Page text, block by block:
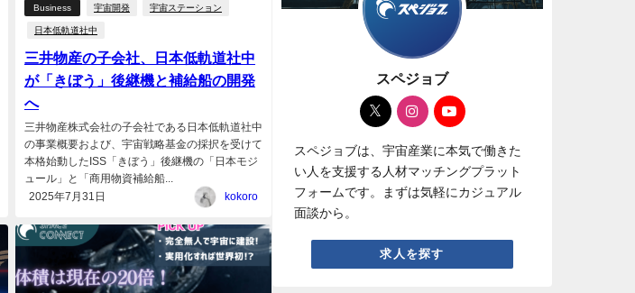
Business 宇宙開発 宇宙ステーション
日本低軌道社中
三井物産の子会社、日本低軌道社中
が「きぼう」後継機と補給船の開発
へ
三井物産株式会社の子会社である日本低軌道社中
の事業概要および、宇宙戦略基金の採択を受けて
本格始動したISS「きぼう」後継機の「日本モジ
ュール」と「商用物資補給船...
2025年7月31日
kokoro
スペジョブ
スペジョブは、宇宙産業に本気で働きた
い人を支援する人材マッチングプラット
フォームです。まずは気軽にカジュアル
面談から。
求人を探す